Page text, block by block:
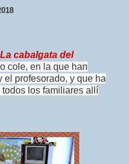
La cabalgata del
cole, en la que han
el profesorado, y que ha
los familiares allí